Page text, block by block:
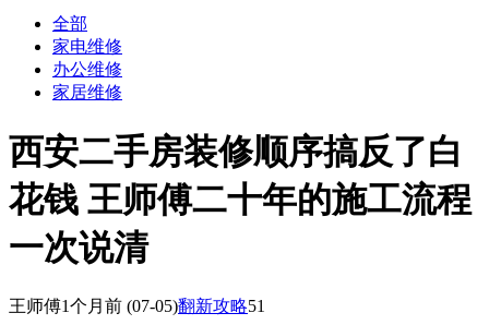
全部
家电维修
办公维修
家居维修
西安二手房装修顺序搞反了白
花钱 王师傅二十年的施工流程
一次说清
王师傅1个月前 (07-05)翻新攻略51